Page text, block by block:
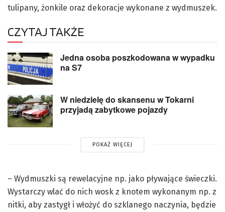
tulipany, żonkile oraz dekoracje wykonane z wydmuszek.
CZYTAJ TAKŻE
Jedna osoba poszkodowana w wypadku
na S7
W niedzielę do skansenu w Tokarni
przyjadą zabytkowe pojazdy
POKAŻ WIĘCEJ
– Wydmuszki są rewelacyjne np. jako pływające świeczki.
Wystarczy wlać do nich wosk z knotem wykonanym np. z
nitki, aby zastygł i włożyć do szklanego naczynia, będzie